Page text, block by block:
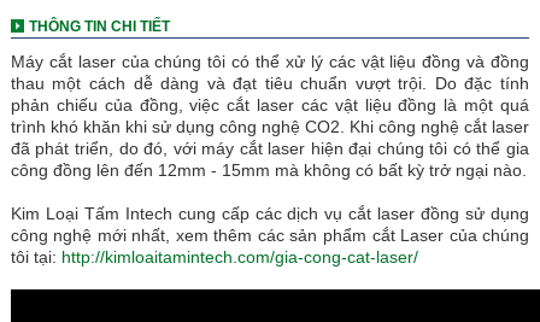
THÔNG TIN CHI TIẾT
Máy cắt laser của chúng tôi có thể xử lý các vật liệu đồng và đồng
thau một cách dễ dàng và đạt tiêu chuẩn vượt trội. Do đặc tính
phản chiếu của đồng, việc cắt laser các vật liệu đồng là một quá
trình khó khăn khi sử dụng công nghệ CO2. Khi công nghệ cắt laser
đã phát triển, do đó, với máy cắt laser hiện đại chúng tôi có thể gia
công đồng lên đến 12mm - 15mm mà không có bất kỳ trở ngại nào.
Kim Loại Tấm Intech cung cấp các dịch vụ cắt laser đồng sử dụng
công nghệ mới nhất, xem thêm các sản phẩm cắt Laser của chúng
tôi tại: http://kimloaitamintech.com/gia-cong-cat-laser/